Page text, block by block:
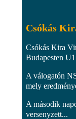
Csókás
Csókás Kira
Budapesten
A válogatón
mely
A második
versenyzett...